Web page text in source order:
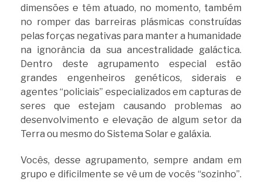
dimensões e têm atuado, no momento, também
no romper das barreiras plásmicas construídas
pelas forças negativas para manter a humanidade
na ignorância da sua ancestralidade galáctica.
Dentro deste agrupamento especial estão
grandes engenheiros genéticos, siderais e
agentes “policiais” especializados em capturas de
seres que estejam causando problemas ao
desenvolvimento e elevação de algum setor da
Terra ou mesmo do Sistema Solar e galáxia.
Vocês, desse agrupamento, sempre andam em
grupo e dificilmente se vê um de vocês “sozinho”.